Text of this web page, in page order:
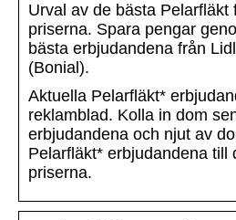
Urval av de bästa Pelarfläkt
priserna. Spara pengar
bästa erbjudandena från
(Bonial).
Aktuella Pelarfläkt*
reklamblad. Kolla in dom
erbjudandena och njut av
Pelarfläkt* erbjudandena till
priserna.